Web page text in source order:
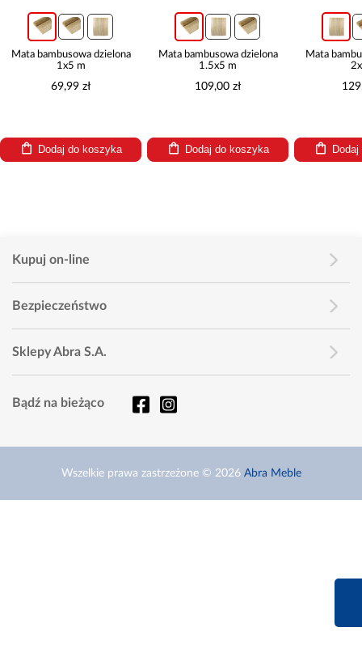
Mata bambusowa dzielona
1x5 m
69,99 zł
Dodaj do koszyka
Mata bambusowa dzielona
1.5x5 m
109,00 zł
Dodaj do koszyka
Mata
Kupuj on-line
Bezpieczeństwo
Sklepy Abra S.A.
Bądź na bieżąco
Wszelkie prawa zastrzeżone © 2026 Abra Meble